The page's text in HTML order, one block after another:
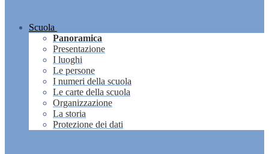
Scuola
Panoramica
Presentazione
I luoghi
Le persone
I numeri della scuola
Le carte della scuola
Organizzazione
La storia
Protezione dei dati